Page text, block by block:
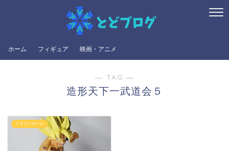
ホーム フィギュア 映画・アニメ
― TAG ―
造形天下一武道会５
ドラゴンボール